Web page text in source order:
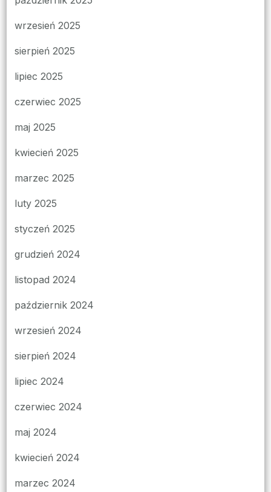
wrzesień 2025
sierpień 2025
lipiec 2025
czerwiec 2025
maj 2025
kwiecień 2025
marzec 2025
luty 2025
styczeń 2025
grudzień 2024
listopad 2024
październik 2024
wrzesień 2024
sierpień 2024
lipiec 2024
czerwiec 2024
maj 2024
kwiecień 2024
marzec 2024